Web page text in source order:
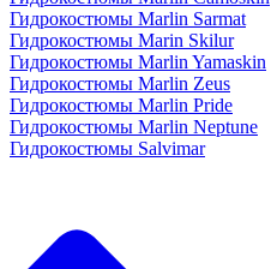
Гидрокостюмы Marlin Sarmat
Гидрокостюмы Marin Skilur
Гидрокостюмы Marlin Yamaskin
Гидрокостюмы Marlin Zeus
Гидрокостюмы Marlin Pride
Гидрокостюмы Marlin Neptune
Гидрокостюмы Salvimar